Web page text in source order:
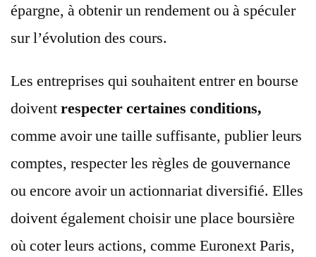
épargne, à obtenir un rendement ou à spéculer
sur l’évolution des cours.
Les entreprises qui souhaitent entrer en bourse
doiventrespecter certaines conditions,
comme avoir une taille suffisante, publier leurs
comptes, respecter les règles de gouvernance
ou encore avoir un actionnariat diversifié. Elles
doivent également choisir une place boursière
où coter leurs actions, comme Euronext Paris,